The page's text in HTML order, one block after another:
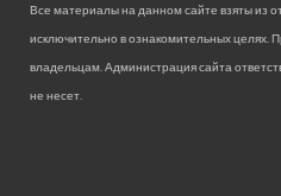
Все материалы на данном сайте взяты из
исключительно в ознакомительных целях.
владельцам. Администрация сайта
не несет.